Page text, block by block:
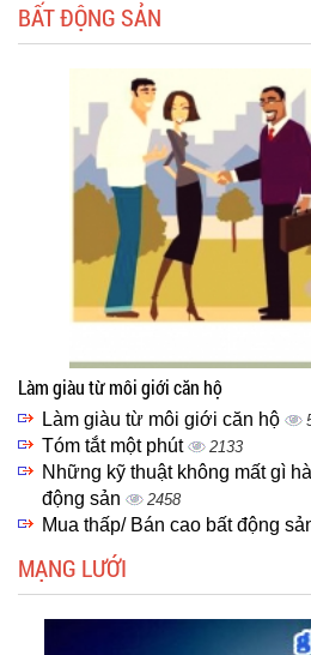
BẤT ĐỘNG SẢN
Làm giàu từ môi giới căn hộ
Làm giàu từ môi giới căn hộ
Tóm tắt một phút 2133
Những kỹ thuật không mất gì
động sản
2458
Mua thấp/ Bán cao bất động
MẠNG LƯỚI